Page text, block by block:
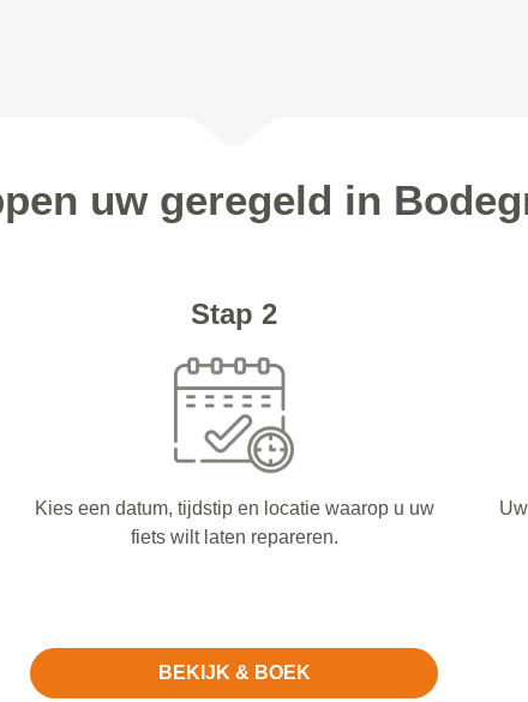
uw geregeld in
Stap 2
Kies een datum, tijdstip en locatie waarop u uw
fiets wilt laten repareren.
BEKIJK & BOEK